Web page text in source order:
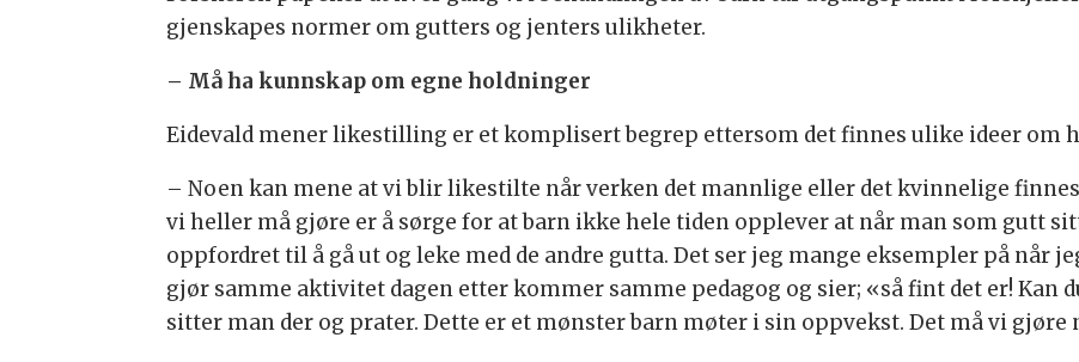
gjenskapes normer om gutters og jenters ulikheter.
– Må ha kunnskap om egne holdninger
Eidevald mener likestilling er et komplisert begrep ettersom det finnes ulike ideer om
– Noen kan mene at vi blir likestilte når verken det mannlige eller det kvinnelige
vi heller må gjøre er å sørge for at barn ikke hele tiden opplever at når man som gutt
oppfordret til å gå ut og leke med de andre gutta. Det ser jeg mange eksempler på når
gjør samme aktivitet dagen etter kommer samme pedagog og sier; «så fint det er! Kan
sitter man der og prater. Dette er et mønster barn møter i sin oppvekst. Det må vi gjøre